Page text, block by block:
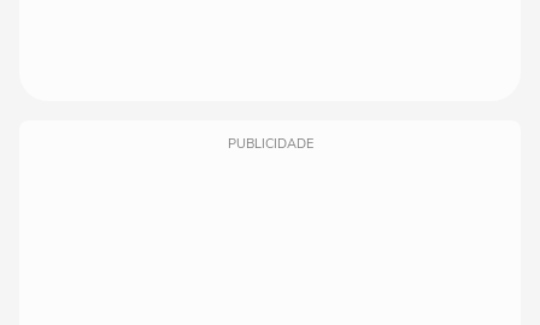
PUBLICIDADE